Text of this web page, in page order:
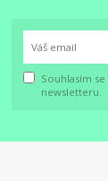
Souhlasím se
newsletteru.